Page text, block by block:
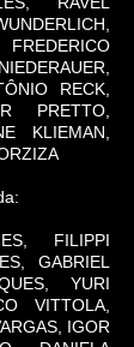
RECK,
PRETTO,
KLIEMAN,
FILIPPI
GABRIEL
YURI
VITTOLA,
IGOR